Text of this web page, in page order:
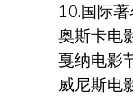
10.国际著
奥斯卡电影
戛纳电影节
威尼斯电影